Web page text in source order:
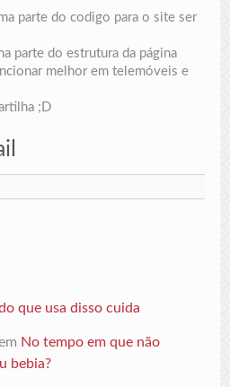
parte do codigo para o site ser
parte do estrutura da página
melhor em telemóveis e
;D
que usa disso cuida
No tempo em que não
bebia?